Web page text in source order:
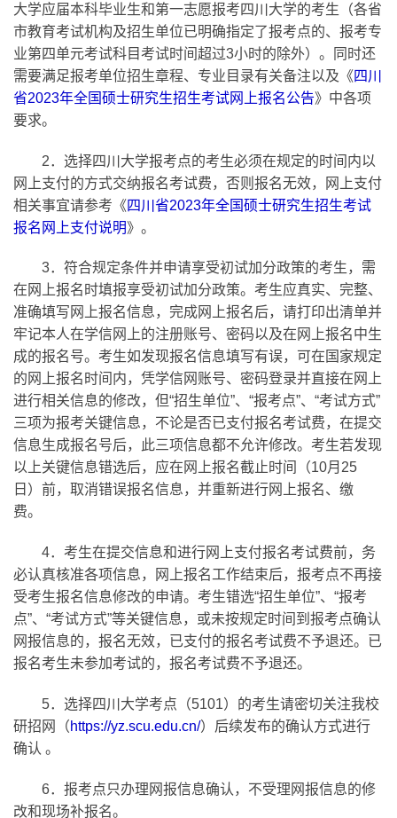
大学应届本科毕业生和第一志愿报考四川大学的考生（各省
市教育考试机构及招生单位已明确指定了报考点的、报考专
业第四单元考试科目考试时间超过3小时的除外）。同时还
需要满足报考单位招生章程、专业目录有关备注以及《四川
省2023年全国硕士研究生招生考试网上报名公告》中各项
要求。
2．选择四川大学报考点的考生必须在规定的时间内以
网上支付的方式交纳报名考试费，否则报名无效，网上支付
相关事宜请参考《四川省2023年全国硕士研究生招生考试
报名网上支付说明》。
3． 符合规定条件并申请享受初试加分政策的考生，需
在网上报名时填报享受初试加分政策。 考生应真实、完整、
准确填写网上报名信息，完成网上报名后，请打印出清单并
牢记本人在学信网上的注册账号、密码以及在网上报名中生
成的报名号。考生如发现报名信息填写有误，可在国家规定
的网上报名时间内，凭学信网账号、密码登录并直接在网上
进行相关信息的修改，但“招生单位”、“报考点”、“考试方式”
三项为报考关键信息，不论是否已支付报名考试费，在提交
信息生成报名号后，此三项信息都不允许修改。考生若发现
以上关键信息错选后，应在网上报名截止时间（10月25
日）前，取消错误报名信息，并重新进行网上报名、缴
费。
4．考生在提交信息和进行网上支付报名考试费前，务
必认真核准各项信息，网上报名工作结束后，报考点不再接
受考生报名信息修改的申请。考生错选“招生单位”、“报考
点”、“考试方式”等关键信息，或未按规定时间到报考点确认
网报信息的，报名无效，已支付的报名考试费不予退还。已
报名考生未参加考试的，报名考试费不予退还。
5．选择四川大学考点（5101）的考生请密切关注我校
研招网（https://yz.scu.edu.cn/）后续发布的确认方式进行
确认 。
6．报考点只办理网报信息确认，不受理网报信息的修
改和现场补报名。